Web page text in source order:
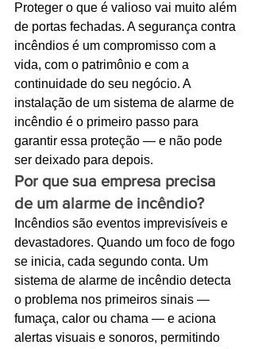
Ligações de 8h as 17h
WhatsApp de 8h as 12h
Siga nosso facebook
E também nosso instagram
Proteger o que é valioso vai muito além
de portas fechadas. A segurança contra
incêndios é um compromisso com a
vida, com o patrimônio e com a
continuidade do seu negócio. A
instalação de um sistema de alarme de
incêndio é o primeiro passo para
garantir essa proteção — e não pode
ser deixado para depois.
Por que sua empresa precisa
de um alarme de incêndio?
Incêndios são eventos imprevisíveis e
devastadores. Quando um foco de fogo
se inicia, cada segundo conta. Um
sistema de alarme de incêndio detecta
o problema nos primeiros sinais —
fumaça, calor ou chama — e aciona
alertas visuais e sonoros, permitindo